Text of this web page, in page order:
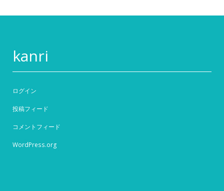
kanri
ログイン
投稿フィード
コメントフィード
WordPress.org